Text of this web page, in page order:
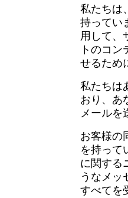
私たちは
持ってい
用して、
トのコ
せるため
私たちは
おり、あ
メールを
お客様の
を持って
に関する
うなメッ
すべてを